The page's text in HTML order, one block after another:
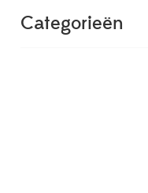
Categorieën